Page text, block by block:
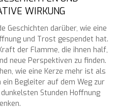
WIRKUNG
Geschichten darüber, wie eine
und Trost gespendet hat.
der Flamme, die ihnen half,
neue Perspektiven zu finden.
wie eine Kerze mehr ist als
ein Begleiter auf dem Weg zur
Stunden Hoffnung